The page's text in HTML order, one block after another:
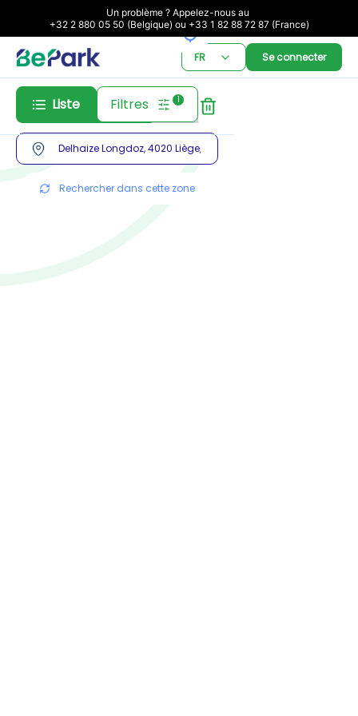
Un problème ? Appelez-nous au
+32 2 880 05 50 (Belgique) ou +33 1 82 88 72 87 (France)
FR Se connecter
Abonnement Réservation
Rechercher dans cette zone
Liste Filtres 1